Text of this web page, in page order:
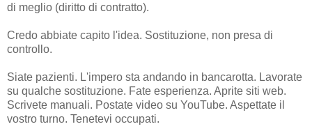
di meglio (diritto di contratto).
Credo abbiate capito l'idea. Sostituzione, non presa di
controllo.
Siate pazienti. L'impero sta andando in bancarotta. Lavorate
su qualche sostituzione. Fate esperienza. Aprite siti web.
Scrivete manuali. Postate video su YouTube. Aspettate il
vostro turno. Tenetevi occupati.